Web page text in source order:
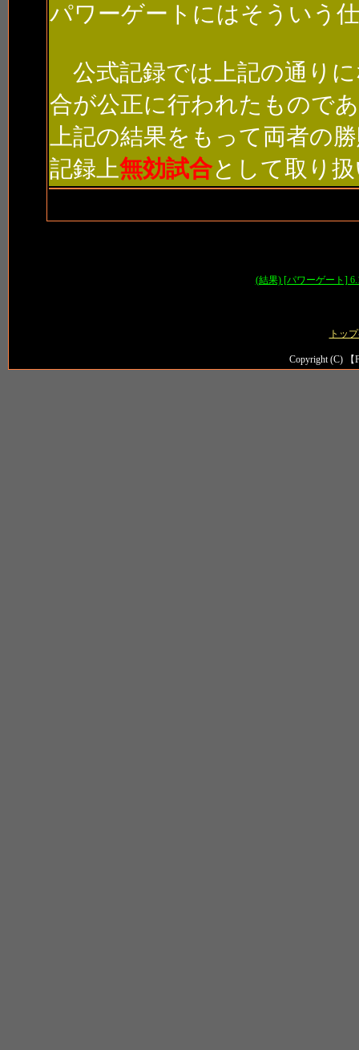
パワーゲートにはそういう
公式記録では上記の通り
合が公正に行われたもので
上記の結果をもって両者の
記録上無効試合として取り
(結果) [パワーゲート]
トッ
Copyright (C) 【